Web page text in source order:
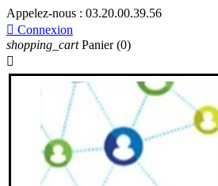
Appelez-nous : 03.20.00.39.56
 Connexion
shopping_cart Panier (0)
